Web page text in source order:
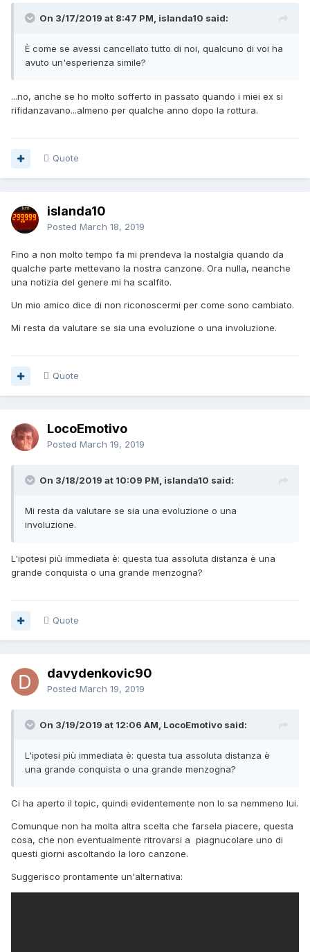
On 3/17/2019 at 8:47 PM, islanda10 said:
È come se avessi cancellato tutto di noi, qualcuno di voi ha
avuto un'esperienza simile?
...no, anche se ho molto sofferto in passato quando i miei ex si
rifidanzavano...almeno per qualche anno dopo la rottura.
Quote
islanda10
Posted March 18, 2019
Fino a non molto tempo fa mi prendeva la nostalgia quando da
qualche parte mettevano la nostra canzone. Ora nulla, neanche
una notizia del genere mi ha scalfito.
Un mio amico dice di non riconoscermi per come sono cambiato.
Mi resta da valutare se sia una evoluzione o una involuzione.
Quote
LocoEmotivo
Posted March 19, 2019
On 3/18/2019 at 10:09 PM, islanda10 said:
Mi resta da valutare se sia una evoluzione o una
involuzione.
L'ipotesi più immediata è: questa tua assoluta distanza è una
grande conquista o una grande menzogna?
Quote
davydenkovic90
Posted March 19, 2019
On 3/19/2019 at 12:06 AM, LocoEmotivo said:
L'ipotesi più immediata è: questa tua assoluta distanza è
una grande conquista o una grande menzogna?
Ci ha aperto il topic, quindi evidentemente non lo sa nemmeno lui.
Comunque non ha molta altra scelta che farsela piacere, questa
cosa, che non eventualmente ritrovarsi a piagnucolare uno di
questi giorni ascoltando la loro canzone.
Suggerisco prontamente un'alternativa: